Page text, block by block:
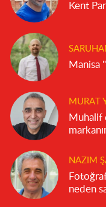
Kent
Manisa
MURAT
Muhalif
NAZIM
neden